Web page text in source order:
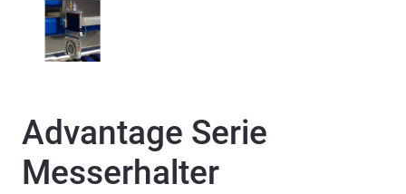
Advantage Serie
Messerhalter